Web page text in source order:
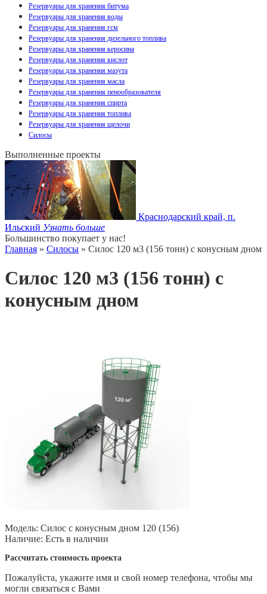
Резервуары для хранения битума
Резервуары для хранения воды
Резервуары для хранения гсм
Резервуары для хранения дизельного топлива
Резервуары для хранения керосина
Резервуары для хранения кислот
Резервуары для хранения мазута
Резервуары для хранения масла
Резервуары для хранения пенообразователя
Резервуары для хранения спирта
Резервуары для хранения топлива
Резервуары для хранения щелочи
Силосы
Выполненные проекты
Краснодарский край, п.
Ильский Узнать больше
Большинство покупает у нас!
Главная » Силосы » Силос 120 м3 (156 тонн) с конусным дном
Силос 120 м3 (156 тонн) с
конусным дном
Модель: Силос с конусным дном 120 (156)
Наличие: Есть в наличии
Рассчитать стоимость проекта
Пожалуйста, укажите имя и свой номер телефона, чтобы мы
могли связаться с Вами